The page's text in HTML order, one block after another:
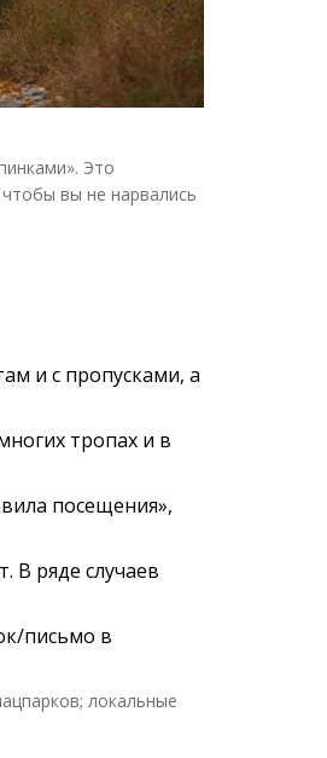
Это
вы не нарвались
и с пропусками, а
тропах и в
посещения»,
В ряде случаев
письмо в
локальные